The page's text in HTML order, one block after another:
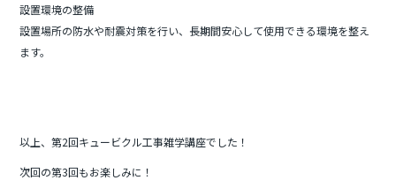
設置環境の整備
設置場所の防水や耐震対策を行い、長期間安心して使用できる環境を整え
ます。
以上、第2回キュービクル工事雑学講座でした！
次回の第3回もお楽しみに！